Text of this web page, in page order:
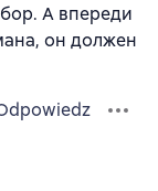
А впереди
он должен